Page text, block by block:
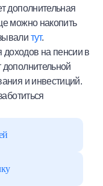
дополнительная
можно накопить
тут.
на пенсии в
и инвестиций.